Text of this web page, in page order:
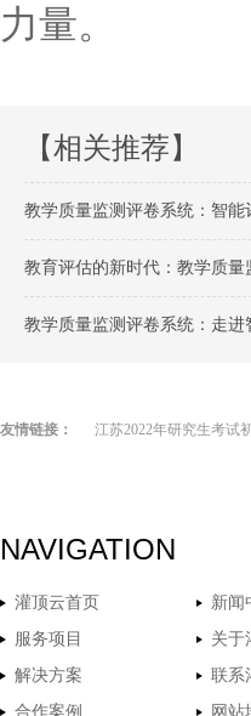
力量。
【相关推荐】
教学质量监测评卷系统：智能
教育评估的新时代：教学质
教学质量监测评卷系统：走进
友情链接： 江苏2022年研究生考试
NAVIGATION
灌顶云首页
新闻
服务项目
关于
解决方案
联系
合作案例
网站